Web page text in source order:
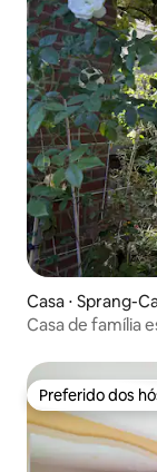
Casa ⋅ Sprang-
Casa de família
Preferido dos
Preferido dos